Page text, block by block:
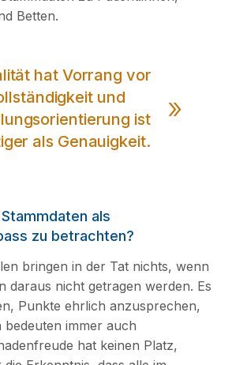
Betten.
hat Vorrang vor
und
ist
als Genauigkeit.
als
zu betrachten?
bringen in der Tat nichts, wenn
daraus nicht getragen werden. Es
Punkte ehrlich anzusprechen,
bedeuten immer auch
hat keinen Platz,